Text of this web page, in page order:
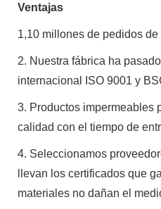
Ventajas
1,10 millones de pedidos
2. Nuestra fábrica ha
internacional ISO 9001 y
3. Productos impermeables
calidad con el tiempo de
4. Seleccionamos
llevan los certificados que
materiales no dañan el